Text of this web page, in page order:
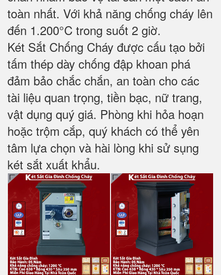
toàn nhất. Với khả năng chống cháy lên
đến 1.200°C trong suốt 2 giờ.
Két Sắt Chống Cháy được cấu tạo bởi
tấm thép dày chống đập khoan phá
đảm bảo chắc chắn, an toàn cho các
tài liệu quan trọng, tiền bạc, nữ trang,
vật dụng quý giá. Phòng khi hỏa hoạn
hoặc trộm cắp, quý khách có thể yên
tâm lựa chọn và hài lòng khi sử sụng
két sắt xuất khẩu.